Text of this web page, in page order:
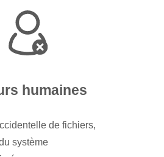
humaines
de fichiers,
système